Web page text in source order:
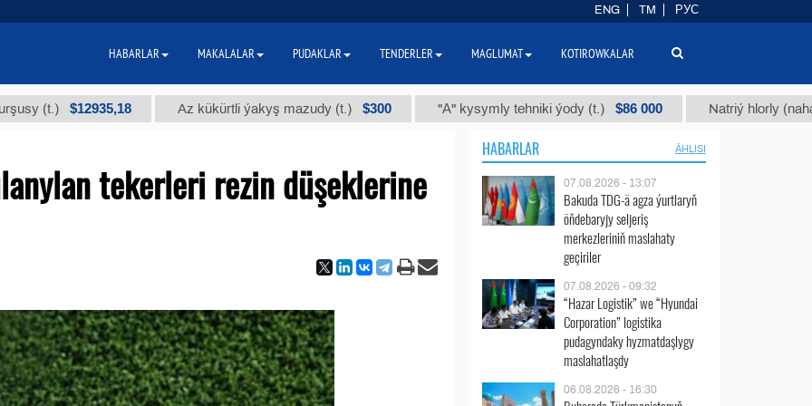
$12935,18 Az kükürtli ýakyş mazudy (t.) $300 "А" kysymly tehniki ýody (t.) $86 000 Natriý hlorly (nahar
tekerleri rezin düşeklerine
HABARLAR ÄHLISI
07.08.2026 - 13:07
Bakuda TDG-ä agza ýurtlaryň
öňdebaryjy seljeriş
merkezleriniň maslahaty
geçiriler
07.08.2026 - 09:32
“Hazar Logistik” we “Hyundai
Corporation” logistika
pudagyndaky hyzmatdaşlygy
maslahatlaşdy
06.08.2026 - 16:30
ENG TM РУС
HABARLAR MAKALALAR PUDAKLAR TENDERLER MAGLUMAT KOTIROWKALAR